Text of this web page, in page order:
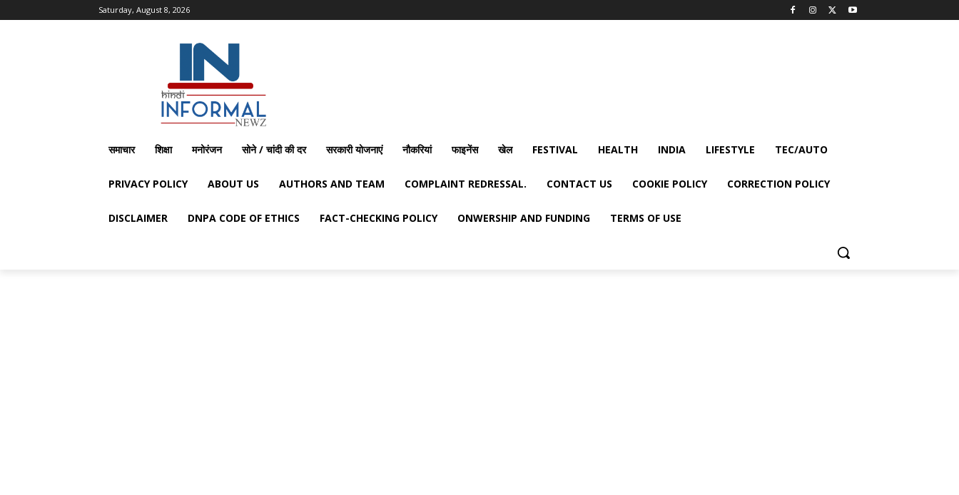
Saturday, August 8, 2026
समाचार शिक्षा मनोरंजन सोने / चांदी की दर सरकारी योजनाएं नौकरियां फाइनेंस खेल FESTIVAL HEALTH INDIA LIFESTYLE TEC/AUTO
PRIVACY POLICY ABOUT US AUTHORS AND TEAM COMPLAINT REDRESSAL. CONTACT US COOKIE POLICY CORRECTION POLICY
DISCLAIMER DNPA CODE OF ETHICS FACT-CHECKING POLICY ONWERSHIP AND FUNDING TERMS OF USE